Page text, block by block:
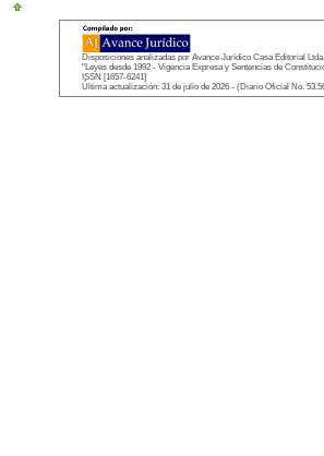
Disposiciones analizadas por Avance Jurídico Casa Editorial
"Leyes desde 1992 - Vigencia Expresa y Sentencias de
ISSN [1657-6241]
Última actualización: 31 de julio de 2026 - (Diario Oficial No.